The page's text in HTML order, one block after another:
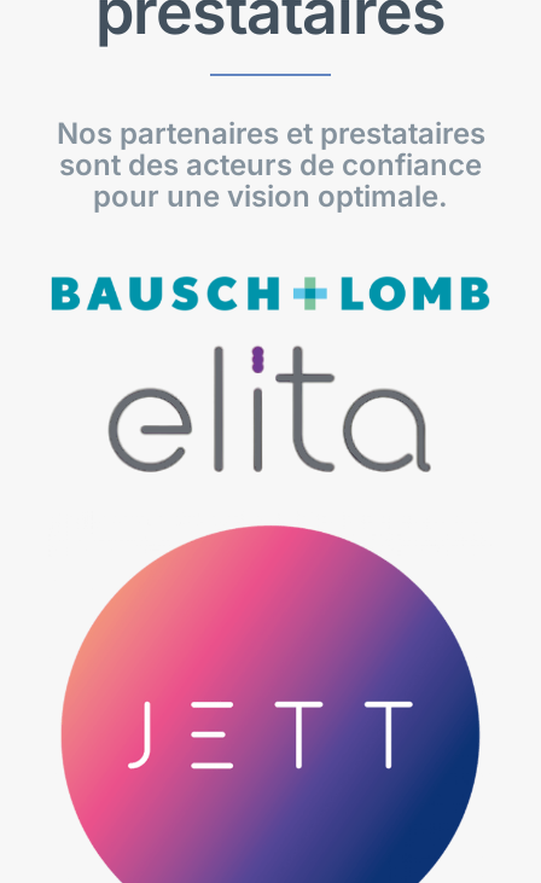
Nos partenaires et prestataires
sont des acteurs de confiance
pour une vision optimale.